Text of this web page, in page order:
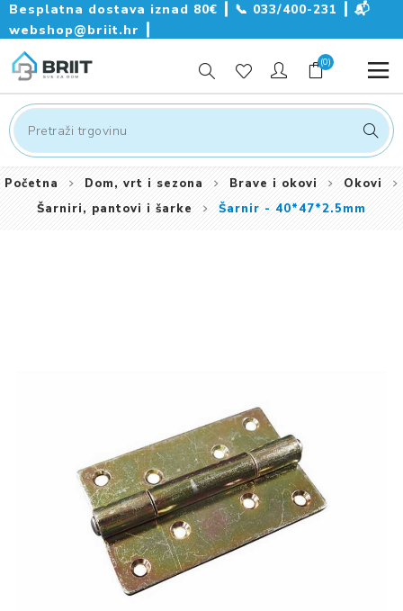
Besplatna dostava iznad 80€ ┃ 📞 033/400-231
📬
webshop@briit.hr
(0)
Početna Dom, vrt i sezona Brave i okovi
Okovi
Šarniri, pantovi i šarke
Šarnir - 40*47*2.5mm